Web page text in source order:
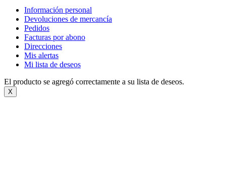
Información personal
Devoluciones de mercancía
Pedidos
Facturas por abono
Direcciones
Mis alertas
Mi lista de deseos
El producto se agregó correctamente a su lista de deseos.
X